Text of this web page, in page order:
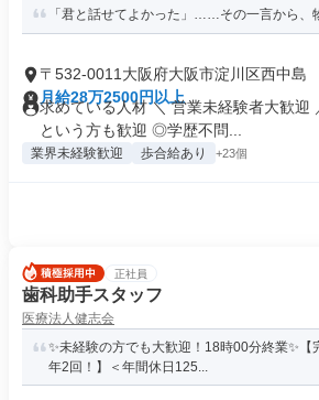
「君と話せてよかった」……その一言から、
〒532-0011大阪府大阪市淀川区西中島
月給28万2500円以上
求めている人材 ＼ 営業未経験者大歓
という方も歓迎 ◎学歴不問...
業界未経験歓迎 歩合給あり +23個
正社員
歯科助手スタッフ
医療法人健志会
✨未経験の方でも大歓迎！18時00分終業✨【
年2回！】＜年間休日125...